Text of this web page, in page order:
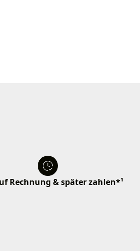
Rechnung & später zahlen*¹